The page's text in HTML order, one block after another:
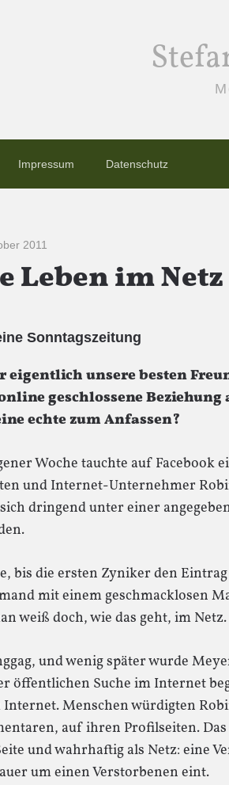
Impressum Datenschutz
2011
Leben im Netz
Sonntagszeitung
eigentlich unsere besten
geschlossene
echte zum Anfassen?
Woche tauchte auf Facebook
und Internet-Unternehmer
dringend unter einer
bis die ersten Zyniker den
mit einem geschmacklosen
weiß doch, wie das geht, im Netz.
und wenig später wurde
öffentlichen Suche im Internet
Menschen würdigten
auf ihren Profilseiten. Das
und wahrhaftig als Netz: eine
um einen Verstorbenen eint.